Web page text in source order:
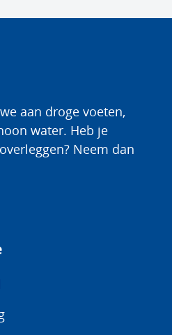
aan droge voeten,
water. Heb je
Neem dan